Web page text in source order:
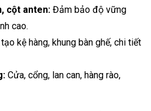
cột anten: Đảm bảo độ vững
cao.
tạo kệ hàng, khung bàn ghế, chi tiết
Cửa, cổng, lan can, hàng rào,